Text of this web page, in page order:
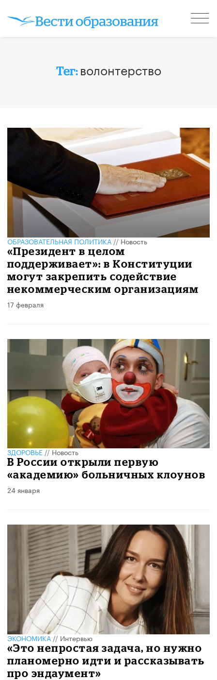
Тег: волонтерство
ОБРАЗОВАТЕЛЬНАЯ ПОЛИТИКА//Новость
«Президент в целом
поддерживает»: в Конституции
могут закрепить содействие
некоммерческим организациям
17 февраля
ЗДОРОВЬЕ//Новость
В России открыли первую
«академию» больничных клоунов
24 января
ЭКОНОМИКА// Интервью
«Это непростая задача, но нужно
планомерно идти и рассказывать
про эндаумент»